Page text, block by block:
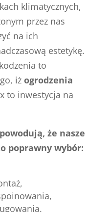
klimatycznych,
przez nas
na ich
estetykę.
to
iż ogrodzenia
to inwestycja na
że nasze
poprawny wybór: